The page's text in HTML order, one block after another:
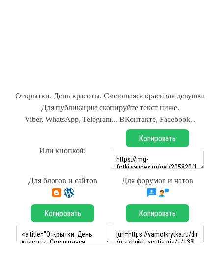
Открытки. День красоты. Смеющаяся красивая девушка
Для публикации скопируйте текст ниже.
Viber, WhatsApp, Telegram... ВКонтакте, Facebook...
Или кнопкой:
Копировать
Для блогов и сайтов Для форумов и чатов
Копировать Копировать